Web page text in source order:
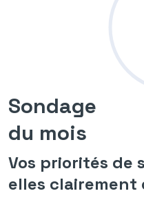
Sondage
du mois
Vos priorités de
elles clairement